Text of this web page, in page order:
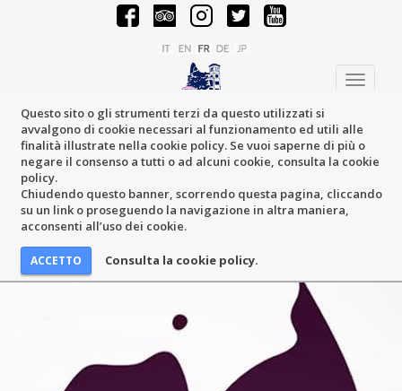
Questo sito o gli strumenti terzi da questo utilizzati si
avvalgono di cookie necessari al funzionamento ed utili alle
finalità illustrate nella cookie policy. Se vuoi saperne di più o
negare il consenso a tutti o ad alcuni cookie, consulta la cookie
policy.
Chiudendo questo banner, scorrendo questa pagina, cliccando
su un link o proseguendo la navigazione in altra maniera,
acconsenti all’uso dei cookie.
Consulta la cookie policy.
Toggle